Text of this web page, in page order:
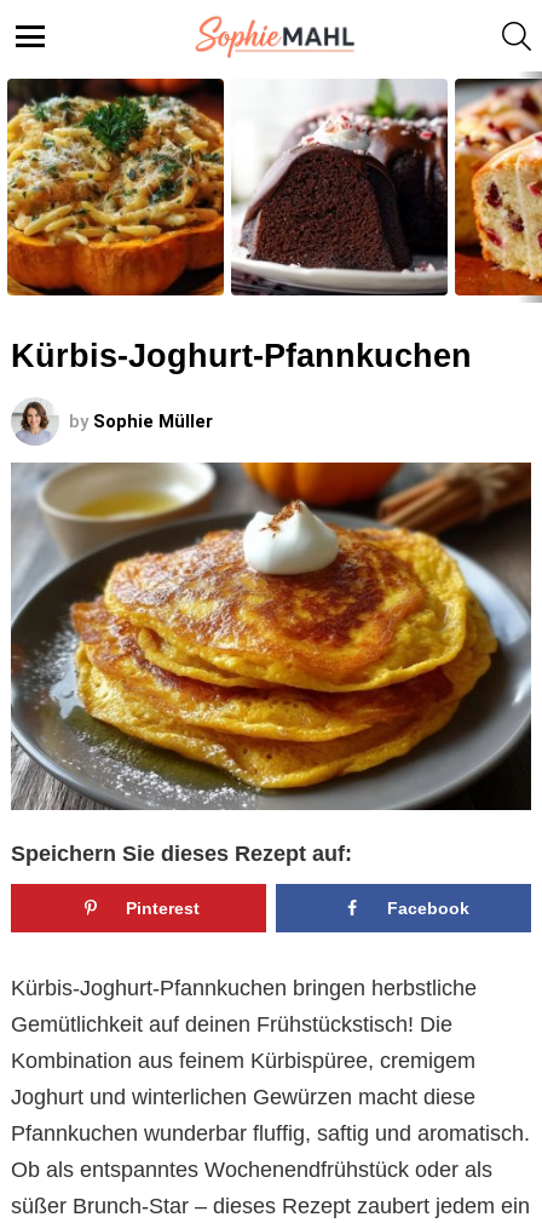
STORIES
Kürbis-Joghurt-Pfannkuchen
by Sophie Müller
Speichern Sie dieses Rezept auf:
Pinterest Facebook
Kürbis-Joghurt-Pfannkuchen bringen herbstliche
Gemütlichkeit auf deinen Frühstückstisch! Die
Kombination aus feinem Kürbispüree, cremigem
Joghurt und winterlichen Gewürzen macht diese
Pfannkuchen wunderbar fluffig, saftig und aromatisch.
Ob als entspanntes Wochenendfrühstück oder als
süßer Brunch-Star – dieses Rezept zaubert jedem ein